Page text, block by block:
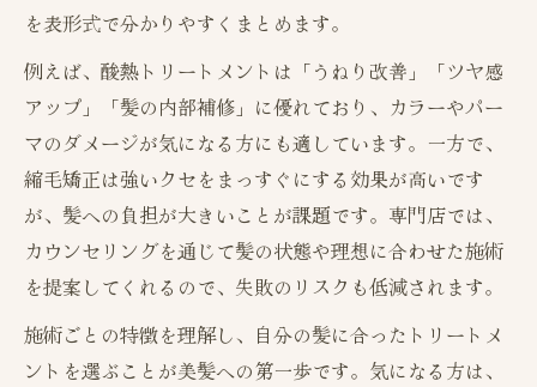
を表形式で分かりやすくまとめます。
例えば、酸熱トリートメントは「うねり改善」「ツヤ感
アップ」「髪の内部補修」に優れており、カラーやパー
マのダメージが気になる方にも適しています。一方で、
縮毛矯正は強いクセをまっすぐにする効果が高いです
が、髪への負担が大きいことが課題です。専門店では、
カウンセリングを通じて髪の状態や理想に合わせた施術
を提案してくれるので、失敗のリスクも低減されます。
施術ごとの特徴を理解し、自分の髪に合ったトリートメ
ントを選ぶことが美髪への第一歩です。気になる方は、